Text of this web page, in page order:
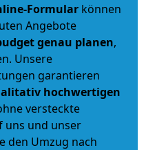
Formular können
Angebote
genau planen,
Unsere
garantieren
hochwertigen
versteckte
uns und unser
den Umzug nach